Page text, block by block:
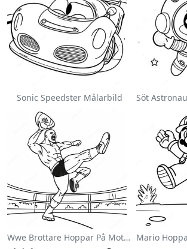
Sonic Speedster Målarbild
Wwe Brottare Hoppar På Motståndare Målarbild